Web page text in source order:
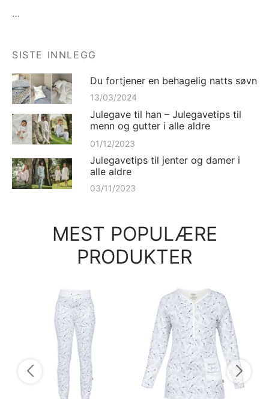
…
SISTE INNLEGG
Du fortjener en behagelig natts søvn
13/03/2024
Julegave til han – Julegavetips til
menn og gutter i alle aldre
01/12/2023
Julegavetips til jenter og damer i
alle aldre
03/11/2023
MEST POPULÆRE
PRODUKTER